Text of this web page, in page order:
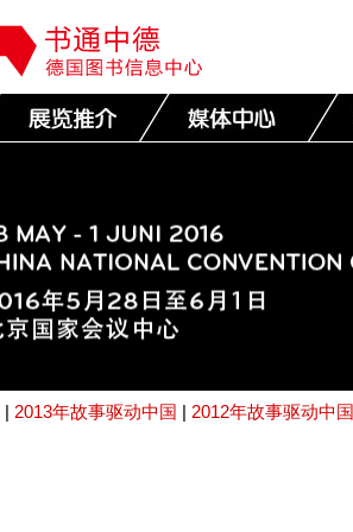
| 2013年故事驱动中国 | 2012年故事驱动中国